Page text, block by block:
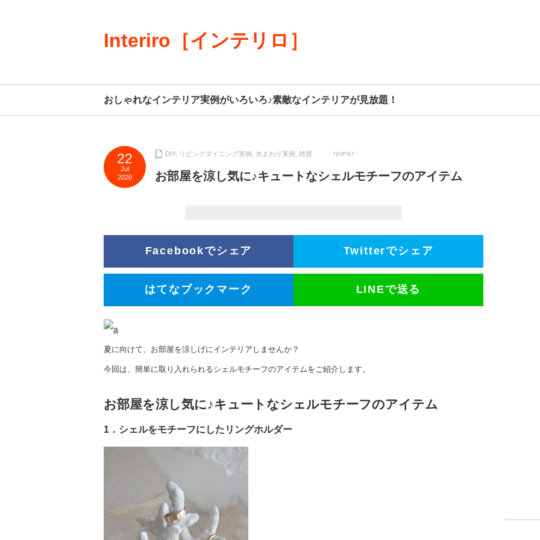
Interiro［インテリロ］
おしゃれなインテリア実例がいろいろ♪素敵なインテリアが見放題！
22
Jul
2020
DIY, リビングダイニング実例 水まわり実例 雑貨 ryurui.r
お部屋を涼し気に♪キュートなシェルモチーフのアイテム
Facebookでシェア Twitterでシェア
はてなブックマーク LINEで送る
夏に向けて、お部屋を涼しげにインテリアしませんか？
今回は、簡単に取り入れられるシェルモチーフのアイテムをご紹介します。
お部屋を涼し気に♪キュートなシェルモチーフのアイテム
1．シェルをモチーフにしたリングホルダー